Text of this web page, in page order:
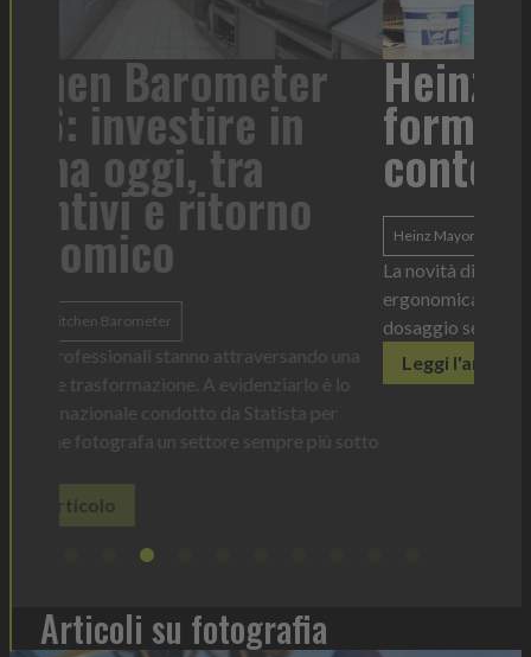
Heinz Mayonnaise: un
formato per ogni
contesto di servizio
Heinz Mayonnaise Heinz
La novità di quest'anno è la Chef Bottle 1L:
ergonomica, con perfetta visibilità sul contenuto e
dosaggio sempre sotto controllo
Leggi l'articolo
Articoli su fotografia